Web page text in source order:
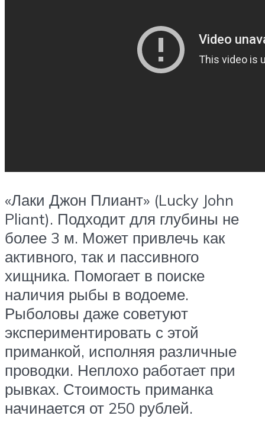
«Лаки Джон Плиант» (Lucky John
Pliant). Подходит для глубины не
более 3 м. Может привлечь как
активного, так и пассивного
хищника. Помогает в поиске
наличия рыбы в водоеме.
Рыболовы даже советуют
экспериментировать с этой
приманкой, исполняя различные
проводки. Неплохо работает при
рывках. Стоимость приманка
начинается от 250 рублей.